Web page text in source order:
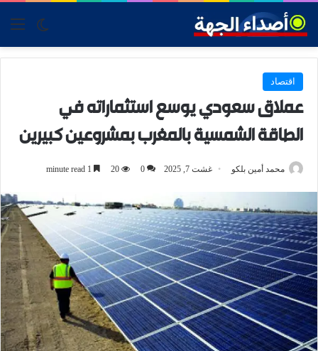
skin
اقتصاد
عملاق سعودي يوسع استثماراته في
الطاقة الشمسية بالمغرب بمشروعين كبيرين
محمد أمين بلكو غشت 7, 2025 0
20